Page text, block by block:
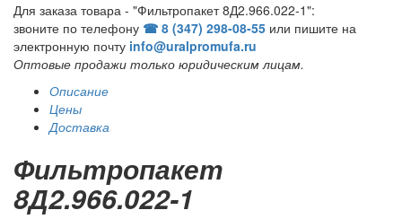
Для заказа товара - "Фильтропакет 8Д2.966.022-1":
звоните по телефону ☎ 8 (347) 298‑08‑55 или пишите на
электронную почту info@uralpromufa.ru
Оптовые продажи только юридическим лицам.
Описание
Цены
Доставка
Фильтропакет
8Д2.966.022-1